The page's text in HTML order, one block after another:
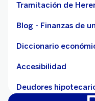
Tramitación de
Blog - Finanzas de
Diccionario
Accesibilidad
Deudores